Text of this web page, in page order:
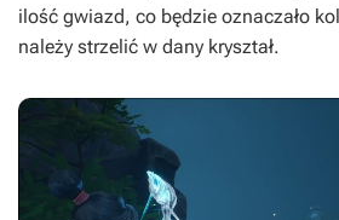
ilość gwiazd, co będzie oznaczało
należy strzelić w dany kryształ.